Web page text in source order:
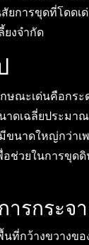
การขุดที่โดดเ
งจำกัด
ษณะเด่นคือกระ
าดเฉลี่ยประมา
ขนาดใหญ่กว่าเ
ช่วยในการขุด
ารกระจ
ที่กว้างขวางขอ